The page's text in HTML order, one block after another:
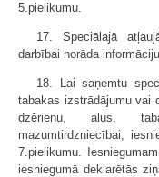
5.pielikumu.
17. Speciālajā
darbībai norāda
18. Lai saņemtu
tabakas izstrādājumu vai
dzērienu, alus,
mazumtirdzniecībai,
7.pielikumu.
iesniegumā deklarētās